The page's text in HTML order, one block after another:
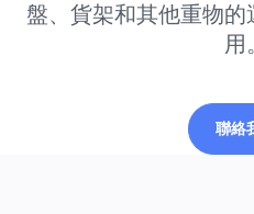
盤、貨架和其他重物
用。
聯絡